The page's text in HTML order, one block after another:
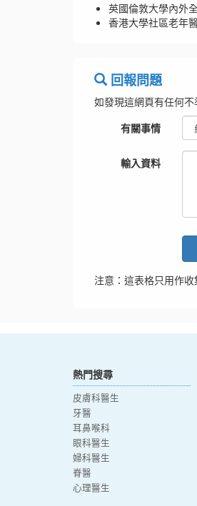
英國倫敦大學內外
香港大學社區老年
回報問題
如發現這網頁有任何
有關事情
輸入資料
注意：這表格只用作
熱門搜尋
皮膚科醫生
牙醫
耳鼻喉科
眼科醫生
婦科醫生
脊醫
心理醫生